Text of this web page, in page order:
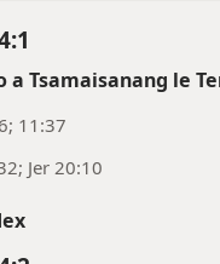
a Tsamaisanang le
11:37
Jer 20:10